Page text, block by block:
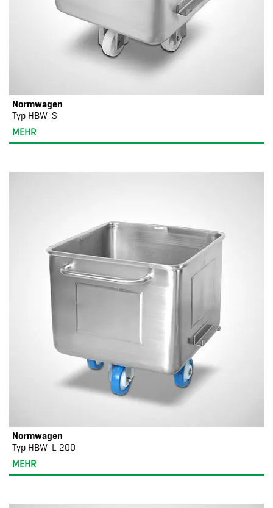
Normwagen
Typ HBW-S
MEHR
Normwagen
Typ HBW-L 200
MEHR